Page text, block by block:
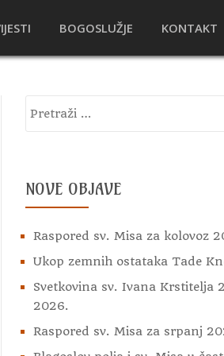
BOGOSLUŽJE KONTAKT
NOVE OBJAVE
Raspored sv. Misa za kolovoz
Ukop zemnih ostataka Tade
Svetkovina sv. Ivana Krstitelja
2026.
Raspored sv. Misa za srpanj